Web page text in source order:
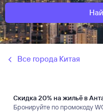
Все города Китая
Скидка 20% на жильё в
и Даламане
Бронируйте по промокоду